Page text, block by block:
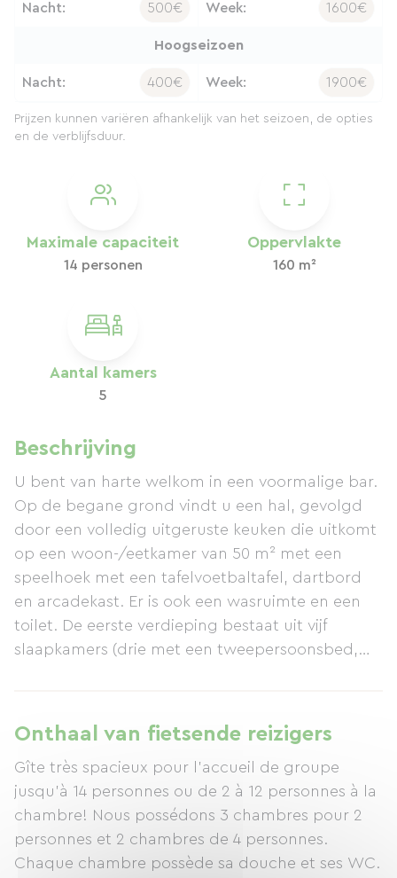
Maximale capaciteit
14 personen
Oppervlakte
160 m²
Aantal kamers
5
Beschrijving
U bent van harte welkom in een voormalige bar.
Op de begane grond vindt u een hal, gevolgd
door een volledig uitgeruste keuken die uitkomt
op een woon-/eetkamer van 50 m² met een
speelhoek met een tafelvoetbaltafel, dartbord
en arcadekast. Er is ook een wasruimte en een
toilet. De eerste verdieping bestaat uit vijf
slaapkamers (drie met een tweepersoonsbed,
een stapelbed) met plaats voor maximaal 14
personen, of een eenpersoonskamer voor 2, 4, 6,
8, 10 of 12 personen. (Zie de website voor
kamerprijzen.) Elke slaapkamer heeft een eigen
badkamer met douche en toilet. Buiten is er een
ruime binnenplaats om jeu de boules te spelen
en een gemeubileerd terras. U kunt tegen een
Onthaal van fietsende reizigers
Gîte très spacieux pour l'accueil de groupe
jusqu'à 14 personnes ou de 2 à 12 personnes à la
chambre! Nous possédons 3 chambres pour 2
personnes et 2 chambres de 4 personnes.
Chaque chambre possède sa douche et ses WC.
Nacht: 500€ Week: 1600€
Hoogseizoen
Nacht: 400€ Week: 1900€
Prijzen kunnen variëren afhankelijk van het seizoen, de opties
en de verblijfsduur.